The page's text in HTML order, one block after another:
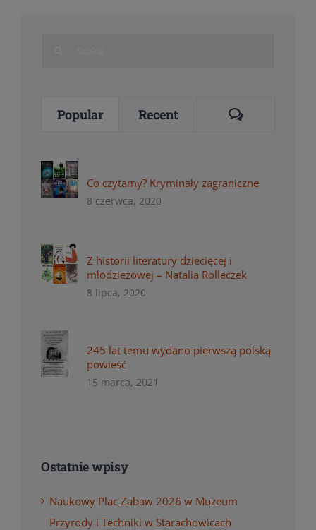
Popular Recent Comments
Co czytamy? Kryminały zagraniczne
8 czerwca, 2020
Z historii literatury dziecięcej i
młodzieżowej – Natalia Rolleczek
8 lipca, 2020
245 lat temu wydano pierwszą polską
powieść
15 marca, 2021
Ostatnie wpisy
Naukowy Plac Zabaw 2026 w Muzeum
Przyrody i Techniki w Starachowicach